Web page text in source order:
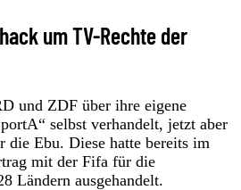
um TV-Rechte der
und ZDF über ihre eigene
selbst verhandelt, jetzt aber
die Ebu. Diese hatte bereits im
mit der Fifa für die
Ländern ausgehandelt.